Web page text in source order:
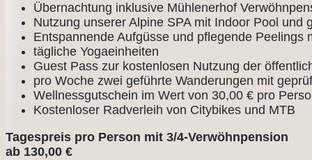
Übernachtung inklusive Mühlenerhof
Nutzung unserer Alpine SPA mit Indoor Pool und
Entspannende Aufgüsse und pflegende Peelings
tägliche Yogaeinheiten
Guest Pass zur kostenlosen Nutzung der
pro Woche zwei geführte Wanderungen mit
Wellnessgutschein im Wert von 30,00 € pro
Kostenloser Radverleih von Citybikes und MTB
Tagespreis pro Person mit 3/4-Verwöhnpension
ab 130,00 €